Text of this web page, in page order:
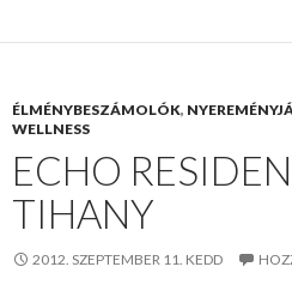
ÉLMÉNYBESZÁMOLÓK,
WELLNESS
ECHO
TIHANY
2012. SZEPTEMBER 11. KEDD